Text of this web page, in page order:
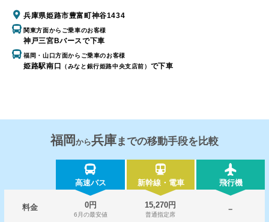
兵庫県姫路市豊富町神谷1434
関東方面からご乗車のお客様
神戸三宮Bバースで下車
福岡・山口方面からご乗車のお客様
姫路駅南口 （みなと銀行姫路中央支店前） で下車
福岡 から兵庫までの移動手段を比較
高速バス 新幹線・電車 飛行機
料金 0円
6月の最安値
15,270円
普通指定席
－